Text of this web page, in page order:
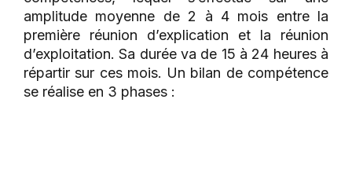
amplitude moyenne de 2 à 4 mois entre la
première réunion d’explication et la réunion
d’exploitation. Sa durée va de 15 à 24 heures à
répartir sur ces mois. Un bilan de compétence
se réalise en 3 phases :